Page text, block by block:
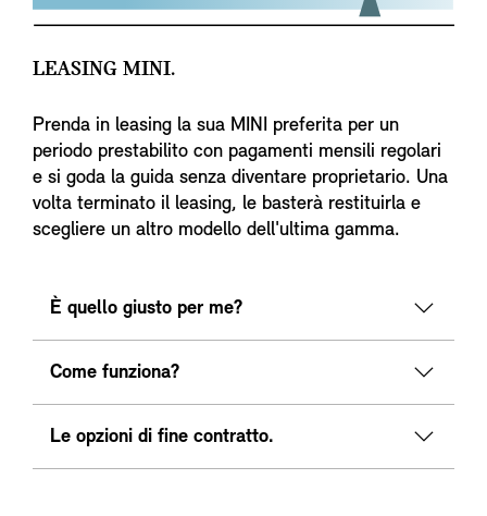
LEASING MINI.
Prenda in leasing la sua MINI preferita per un
periodo prestabilito con pagamenti mensili regolari
e si goda la guida senza diventare proprietario. Una
volta terminato il leasing, le basterà restituirla e
scegliere un altro modello dell'ultima gamma.
È quello giusto per me?
Come funziona?
Le opzioni di fine contratto.